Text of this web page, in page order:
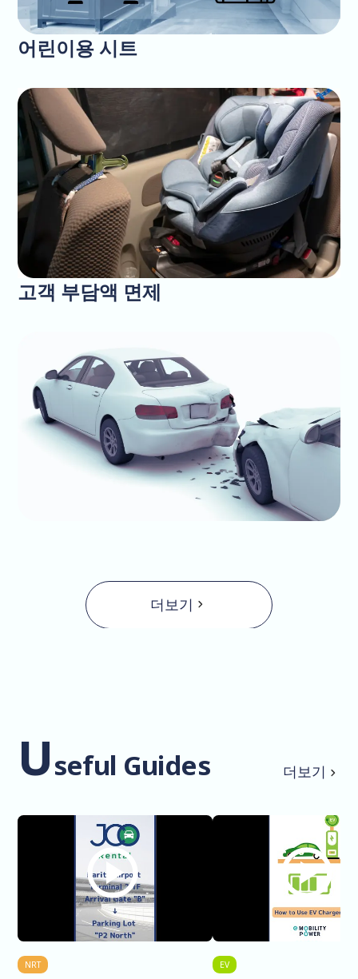
어린이용 시트
고객 부담액 면제
더보기
Useful Guides 더보기
NRT EV